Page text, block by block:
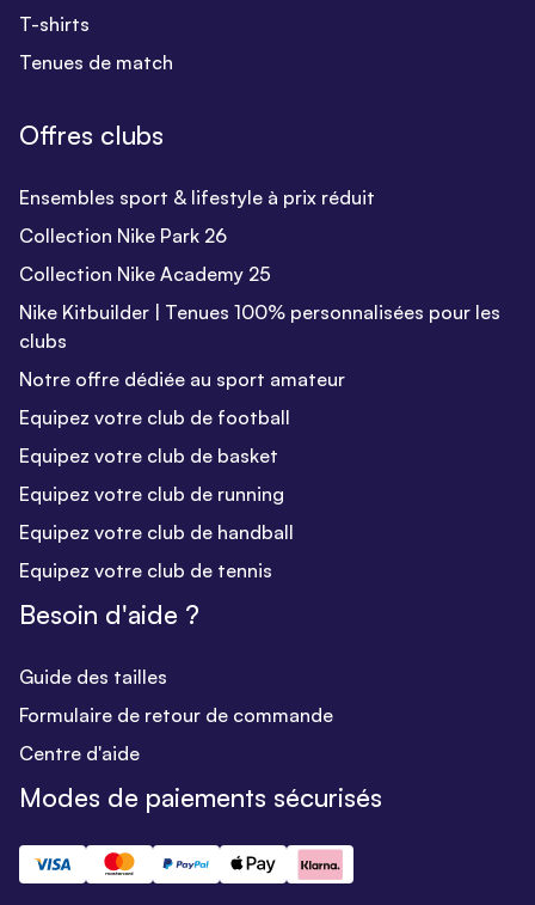
T-shirts
Tenues de match
Offres clubs
Ensembles sport & lifestyle à prix réduit
Collection Nike Park 26
Collection Nike Academy 25
Nike Kitbuilder | Tenues 100% personnalisées pour les
clubs
Notre offre dédiée au sport amateur
Equipez votre club de football
Equipez votre club de basket
Equipez votre club de running
Equipez votre club de handball
Equipez votre club de tennis
Besoin d'aide ?
Guide des tailles
Formulaire de retour de commande
Centre d'aide
Modes de paiements sécurisés